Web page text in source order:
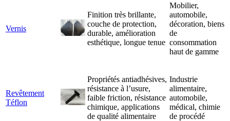
Vernis
Finition très brillante,
couche de protection,
durable, amélioration
esthétique, longue tenue
Mobilier,
automobile,
décoration, biens
de
consommation
haut de gamme
Revêtement
Téflon
Propriétés antiadhésives,
résistance à l’usure,
faible friction, résistance
chimique, applications
de qualité alimentaire
Industrie
alimentaire,
automobile,
médical, chimie
de procédé